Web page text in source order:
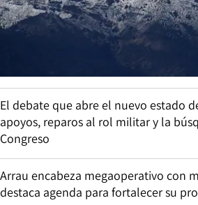
El debate que abre el nuevo estado
apoyos, reparos al rol militar y la
Congreso
Arrau encabeza megaoperativo con
destaca agenda para fortalecer su